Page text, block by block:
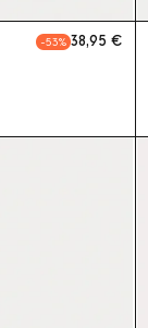
53
38,95